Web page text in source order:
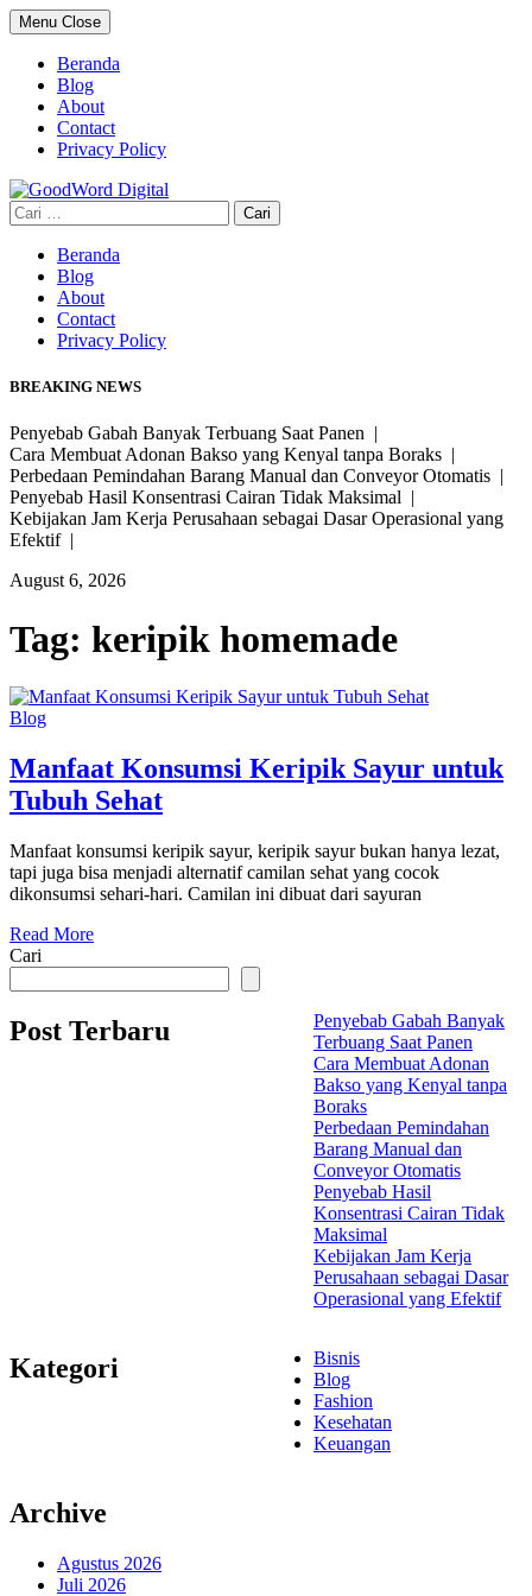
Skip
to
content
Menu Close
Beranda
Blog
About
Contact
Privacy Policy
Cari
untuk:
Beranda
Blog
About
Contact
Privacy Policy
BREAKING NEWS
Penyebab Gabah Banyak Terbuang Saat Panen |
Cara Membuat Adonan Bakso yang Kenyal tanpa Boraks |
Perbedaan Pemindahan Barang Manual dan Conveyor Otomatis |
Penyebab Hasil Konsentrasi Cairan Tidak Maksimal |
Kebijakan Jam Kerja Perusahaan sebagai Dasar Operasional yang
Efektif |
August 6, 2026
Tag: keripik homemade
Blog
Manfaat Konsumsi Keripik Sayur untuk
Tubuh Sehat
Manfaat konsumsi keripik sayur, keripik sayur bukan hanya lezat,
tapi juga bisa menjadi alternatif camilan sehat yang cocok
dikonsumsi sehari-hari. Camilan ini dibuat dari sayuran
Read More
Cari
Post Terbaru
Penyebab Gabah Banyak
Terbuang Saat Panen
Cara Membuat Adonan
Bakso yang Kenyal tanpa
Boraks
Perbedaan Pemindahan
Barang Manual dan
Conveyor Otomatis
Penyebab Hasil
Konsentrasi Cairan Tidak
Maksimal
Kebijakan Jam Kerja
Perusahaan sebagai Dasar
Operasional yang Efektif
Kategori
Bisnis
Blog
Fashion
Kesehatan
Keuangan
Archive
Agustus 2026
Juli 2026